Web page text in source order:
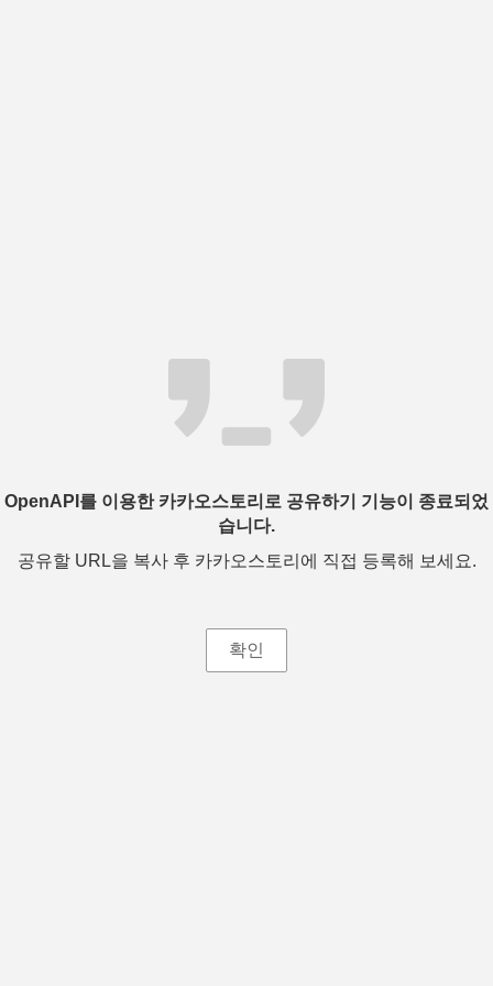
OpenAPI를 이용한 카카오스토리로 공유하기 기능이 종료되었
습니다.
공유할 URL을 복사 후 카카오스토리에 직접 등록해 보세요.
확인